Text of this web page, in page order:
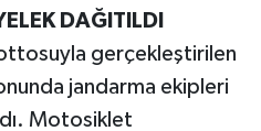
DAĞITILDI
gerçekleştirilen
jandarma ekipleri
Motosiklet